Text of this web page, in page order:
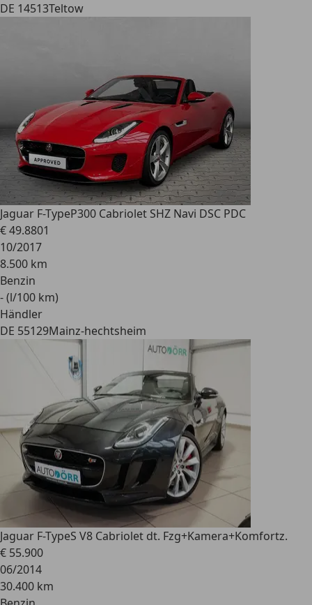
DE 14513Teltow
Jaguar F-TypeP300 Cabriolet SHZ Navi DSC PDC
€ 49.8801
10/2017
8.500 km
Benzin
- (l/100 km)
Händler
DE 55129Mainz-hechtsheim
Jaguar F-TypeS V8 Cabriolet dt. Fzg+Kamera+Komfortz.
€ 55.900
06/2014
30.400 km